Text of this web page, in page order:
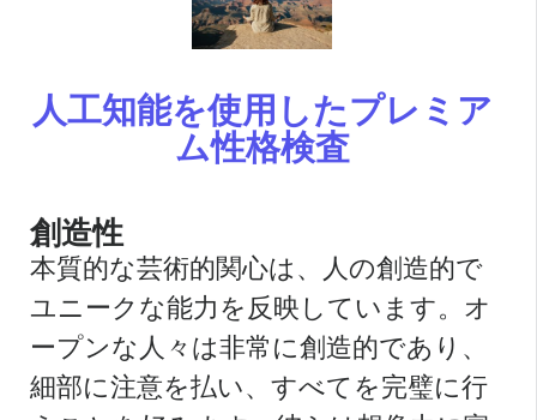
人工知能を使用したプレミア
ム性格検査
創造性
本質的な芸術的関心は、人の創造的で
ユニークな能力を反映しています。オ
ープンな人々は非常に創造的であり、
細部に注意を払い、すべてを完璧に行